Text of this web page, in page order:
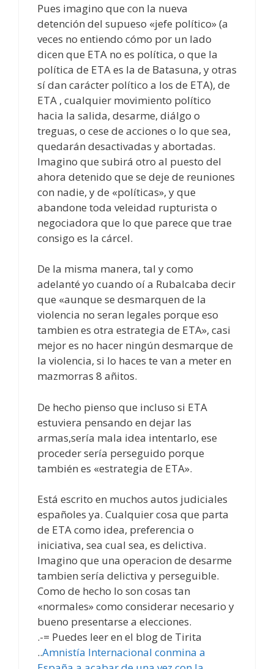
Pues imagino que con la nueva
detención del supueso «jefe político» (a
veces no entiendo cómo por un lado
dicen que ETA no es política, o que la
política de ETA es la de Batasuna, y otras
sí dan carácter político a los de ETA), de
ETA , cualquier movimiento político
hacia la salida, desarme, diálgo o
treguas, o cese de acciones o lo que sea,
quedarán desactivadas y abortadas.
Imagino que subirá otro al puesto del
ahora detenido que se deje de reuniones
con nadie, y de «políticas», y que
abandone toda veleidad rupturista o
negociadora que lo que parece que trae
consigo es la cárcel.
De la misma manera, tal y como
adelanté yo cuando oí a Rubalcaba decir
que «aunque se desmarquen de la
violencia no seran legales porque eso
tambien es otra estrategia de ETA», casi
mejor es no hacer ningún desmarque de
la violencia, si lo haces te van a meter en
mazmorras 8 añitos.
De hecho pienso que incluso si ETA
estuviera pensando en dejar las
armas,sería mala idea intentarlo, ese
proceder sería perseguido porque
también es «estrategia de ETA».
Está escrito en muchos autos judiciales
españoles ya. Cualquier cosa que parta
de ETA como idea, preferencia o
iniciativa, sea cual sea, es delictiva.
Imagino que una operacion de desarme
tambien sería delictiva y perseguible.
Como de hecho lo son cosas tan
«normales» como considerar necesario y
bueno presentarse a elecciones.
.-= Puedes leer en el blog de Tirita
..Amnistía Internacional conmina a